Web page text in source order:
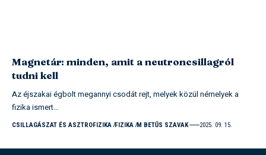
Magnetár: minden, amit a neutroncsillagról
tudni kell
Az éjszakai égbolt megannyi csodát rejt, melyek közül némelyek a
fizika ismert…
CSILLAGÁSZAT ÉS ASZTROFIZIKA FIZIKA M BETŰS SZAVAK 2025. 09. 15.